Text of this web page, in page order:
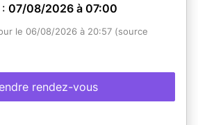
07/08/2026 à 07:00
le 06/08/2026 à 20:57 (source
rendez-vous